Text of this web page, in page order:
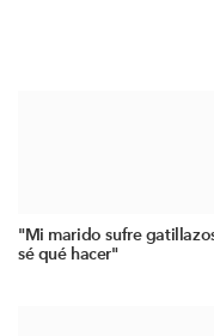
"Mi marido sufre
sé qué hacer"